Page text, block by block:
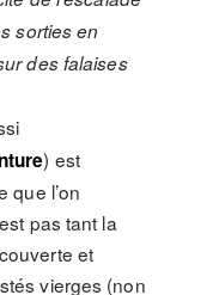
sorties en
des falaises
) est
que l’on
pas tant la
et
vierges (non